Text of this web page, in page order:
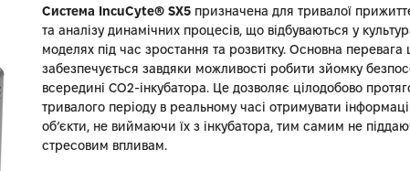
Система IncuCyte® SX5призначена для тривалої
та аналізу динамічних процесів, що відбуваються у
моделях під час зростання та розвитку. Основна перевага
забезпечується завдяки можливості робити зйомку
всередині CO2-інкубатора. Це дозволяє цілодобово
тривалого періоду в реальному часі отримувати
об’єкти, не виймаючи їх з інкубатора, тим самим не
стресовим впливам.